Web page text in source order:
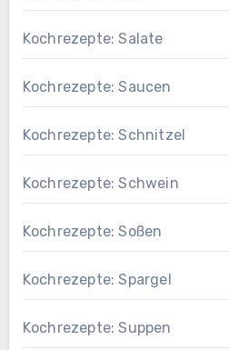
Kochrezepte: Salate
Kochrezepte: Saucen
Kochrezepte: Schnitzel
Kochrezepte: Schwein
Kochrezepte: Soßen
Kochrezepte: Spargel
Kochrezepte: Suppen